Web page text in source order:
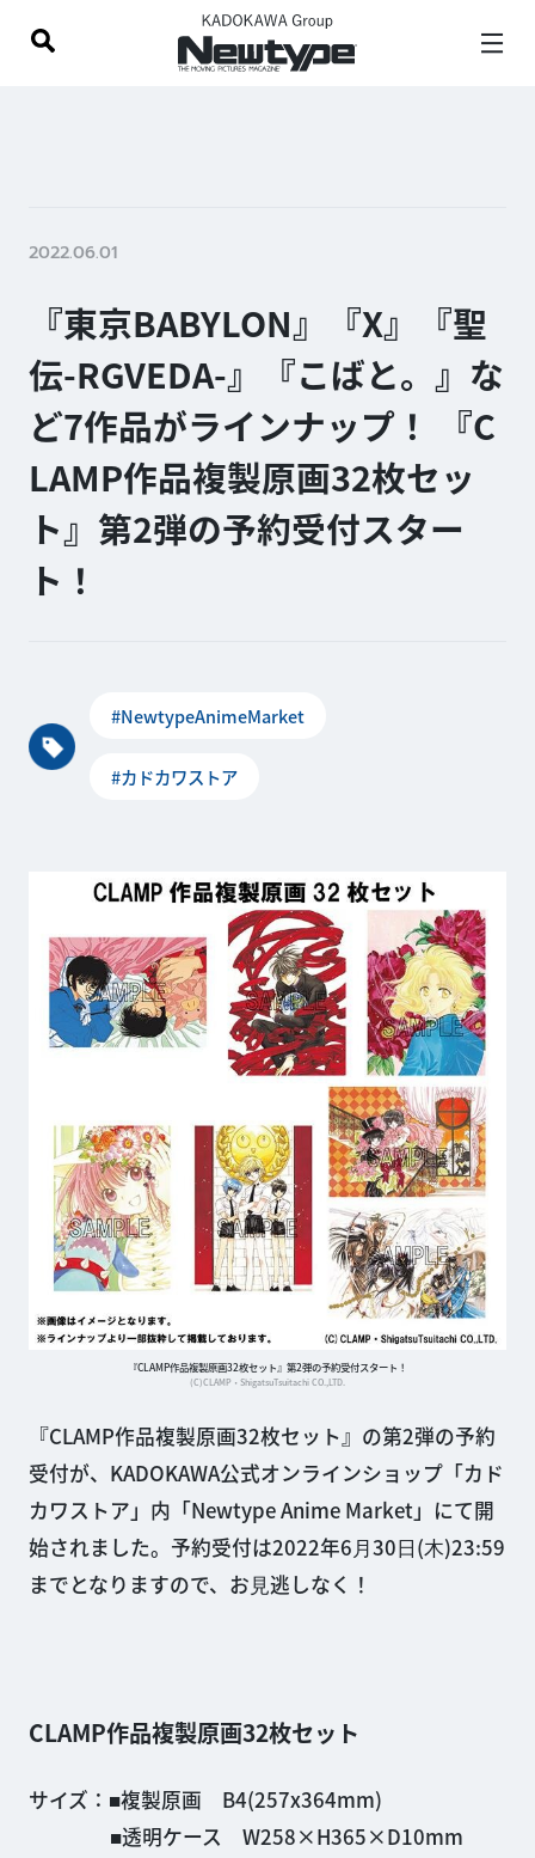
2022.06.01
『東京BABYLON』『X』『聖
伝-RGVEDA-』『こばと。』な
ど7作品がラインナップ！ 『C
LAMP作品複製原画32枚セッ
ト』第2弾の予約受付スター
ト！
#NewtypeAnimeMarket
#カドカワストア
『CLAMP作品複製原画32枚セット』第2弾の予約受付スタート！
(C)CLAMP・ShigatsuTsuitachi CO.,LTD.
『CLAMP作品複製原画32枚セット』の第2弾の予約
受付が、KADOKAWA公式オンラインショップ「カド
カワストア」内「Newtype Anime Market」にて開
始されました。予約受付は2022年6⽉30⽇(⽊)23:59
までとなりますので、お⾒逃しなく！
CLAMP作品複製原画32枚セット
サイズ：■複製原画 B4(257x364mm)
■透明ケース W258×H365×D10mm